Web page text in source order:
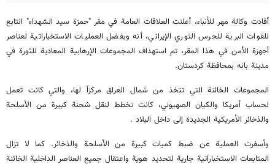
أفادت وكالة مهر للأنباء، أعلنت العلاقات العامة في مقر "حمزة سيد الشهداء" التابع
للقوات البرية للحرس الثوري الإيراني، أنه وبفضل العمليات الاستخباراتية لعناصر
أجهزة الأمن في هذا المقر، تم استهداف المجموعات الإرهابية المعادية للثورة في
مدينة بانه بمحافظة كردستان.
المجموعات الخائنة التي تتخذ من شمال العراق مركزاً لها، والتي كانت تعمل
لحساب أمريكا والكيان الصهيوني، كانت تخطط لنقل شحنة كبيرة من الأسلحة
والذخائر الأمريكية الجديدة إلى داخل البلاد .
وأسفرت العملية عن ضبط كميات كبيرة من الأسلحة والذخائر. كما لا تزال
المتابعات الاستخباراتية جارية لتحديد هوية واعتقال جميع العناصر الداخلية الخائنة